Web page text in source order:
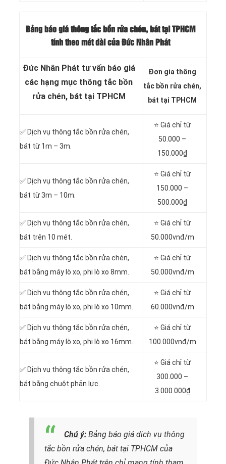
Bảng báo giá thông tắc bồn rửa chén, bát tại TPHCM
tính theo mét dài của Đức Nhân Phát
Đức Nhân Phát tư vấn báo giá
các hạng mục thông tắc bồn
rửa chén, bát tại TPHCM
Đơn gia thông
tắc bồn rửa chén,
bát tại TPHCM
✅ Dịch vụ thông tắc bồn rửa chén,
bát từ 1m – 3m.
⭐ Giá chỉ từ
50.000 –
150.000₫
✅ Dịch vụ thông tắc bồn rửa chén,
bát từ 3m – 10m.
⭐ Giá chỉ từ
150.000 –
500.000₫
✅ Dịch vụ thông tắc bồn rửa chén,
bát trên 10 mét.
⭐ Giá chỉ từ
50.000vnđ/m
✅ Dịch vụ thông tắc bồn rửa chén,
bát bằng máy lò xo, phi lò xo 8mm.
⭐ Giá chỉ từ
50.000vnđ/m
✅ Dịch vụ thông tắc bồn rửa chén,
bát bằng máy lò xo, phi lò xo 10mm.
⭐ Giá chỉ từ
60.000vnđ/m
✅ Dịch vụ thông tắc bồn rửa chén,
bát bằng máy lò xo, phi lò xo 16mm.
⭐ Giá chỉ từ
100.000vnđ/m
✅ Dịch vụ thông tắc bồn rửa chén,
bát bằng chuột phản lực.
⭐ Giá chỉ từ
300.000 –
3.000.000₫
Chú ý: Bảng báo giá dịch vụ thông
tắc bồn rửa chén, bát tại TPHCM của